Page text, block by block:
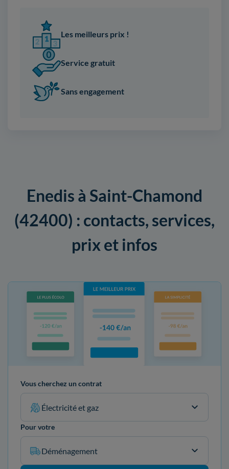
Les meilleurs prix !
Service gratuit
Sans engagement
Enedis à Saint-Chamond
(42400) : contacts, services,
prix et infos
Vous cherchez un contrat
Électricité et gaz
Pour votre
Déménagement